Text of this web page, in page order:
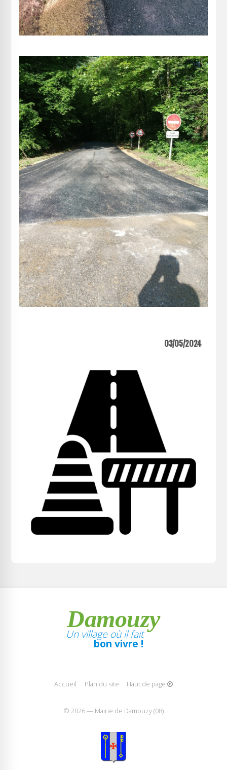
03/05/2024
Damouzy
Un village où il fait
bon vivre !
Accueil Plan du site Haut de page
© 2026 — Mairie de Damouzy (08)